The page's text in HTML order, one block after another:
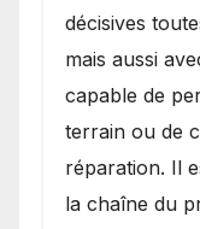
décisives
mais aussi
capable de
terrain ou de
réparation. Il
la chaîne du